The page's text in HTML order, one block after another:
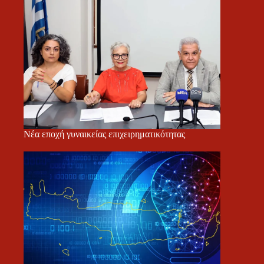
Νέα εποχή γυναικείας επιχειρηματικότητας